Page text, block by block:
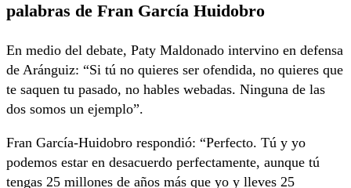
palabras de Fran García Huidobro
En medio del debate, Paty Maldonado intervino en defensa
de Aránguiz: “Si tú no quieres ser ofendida, no quieres que
te saquen tu pasado, no hables webadas. Ninguna de las
dos somos un ejemplo”.
Fran García-Huidobro respondió: “Perfecto. Tú y yo
podemos estar en desacuerdo perfectamente, aunque tú
tengas 25 millones de años más que yo y lleves 25